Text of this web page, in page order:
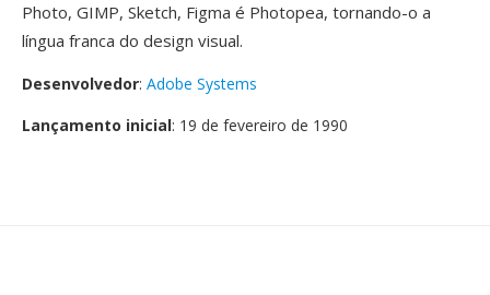
Photo, GIMP, Sketch, Figma é Photopea, tornando-o a
língua franca do design visual.
Desenvolvedor: Adobe Systems
Lançamento inicial: 19 de fevereiro de 1990